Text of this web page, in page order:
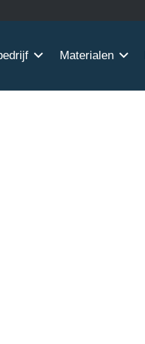
Materialen